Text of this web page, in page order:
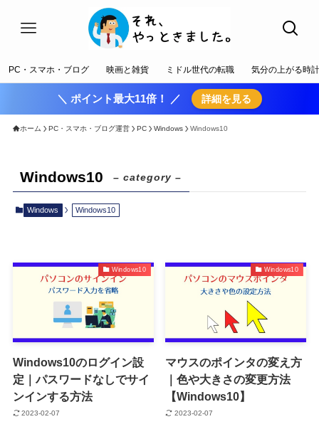
PC・スマホ・ブログ 映画と雑貨 ミドル世代の転職 気分の上がる時計
＼ ポイント最大11倍！ ／ 詳細を見る
ホーム PC・スマホ・ブログ運営 PC Windows Windows10
Windows10 – category –
Windows Windows10
Windows10
Windows10のログイン設
定｜パスワードなしでサイ
ンインする方法
2023-02-07
Windows10
マウスのポインタの変え方
｜色や大きさの変更方法
【Windows10】
2023-02-07